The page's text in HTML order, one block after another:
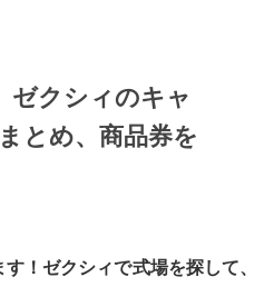
ゼクシィのキャ
とめ、商品券を
！ゼクシィで式場を探して、